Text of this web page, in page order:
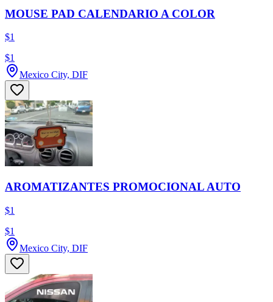
MOUSE PAD CALENDARIO A COLOR
$1
$1
Mexico City, DIF
AROMATIZANTES PROMOCIONAL AUTO
$1
$1
Mexico City, DIF